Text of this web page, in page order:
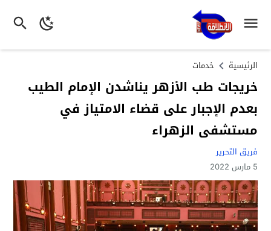
الرئيسية خدمات
خريجات طب الأزهر يناشدن الإمام الطيب
بعدم الإجبار على قضاء الامتياز في
مستشفى الزهراء
فريق التحرير
5 مارس 2022